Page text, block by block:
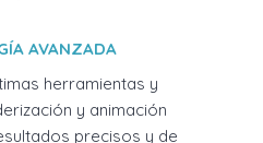
AVANZADA
herramientas y
y animación
precisos y de